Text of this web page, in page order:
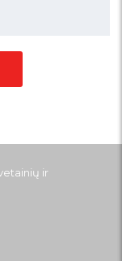
ir